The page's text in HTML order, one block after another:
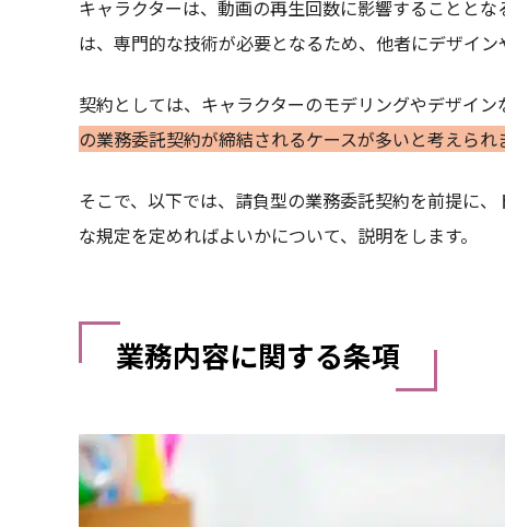
キャラクターは、動画の再生回数に影響することと
は、専門的な技術が必要となるため、他者にデザイン
契約としては、キャラクターのモデリングやデザイン
の業務委託契約が締結されるケースが多いと考えられ
そこで、以下では、請負型の業務委託契約を前提に
な規定を定めればよいかについて、説明をします。
業務内容に関する条項